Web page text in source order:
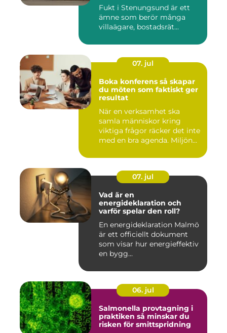
Fukt i Stenungsund är ett
ämne som berör många
villaägare, bostadsrät...
07. jul
Boka konferens så skapar
du möten som faktiskt ger
resultat
När en verksamhet ska
samla människor kring
viktiga frågor räcker det inte
med en bra agenda. Miljön...
07. jul
Vad är en
energideklaration och
varför spelar den roll?
En energideklaration Malmö
är ett officiellt dokument
som visar hur energieffektiv
en bygg...
06. jul
Salmonella provtagning i
praktiken så minskar du
risken för smittspridning